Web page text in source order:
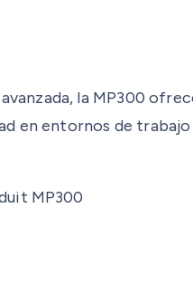
la MP300
en entornos de trabajo